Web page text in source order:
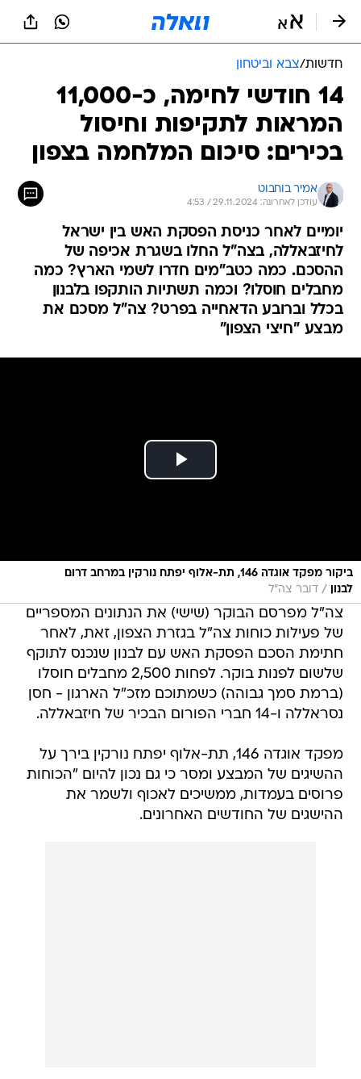
חדשות/צבא וביטחון
14 חודשי לחימה, כ-11,000
המראות לתקיפות וחיסול
בכירים: סיכום המלחמה בצפון
אמיר בוחבוט
עודכן לאחרונה: 29.11.2024 / 4:53
יומיים לאחר כניסת הפסקת האש בין ישראל
לחיזבאללה, בצה"ל החלו בשגרת אכיפה של
ההסכם. כמה כטב"מים חדרו לשמי הארץ? כמה
מחבלים חוסלו? וכמה תשתיות הותקפו בלבנון
בכלל וברובע הדאחייה בפרט? צה"ל מסכם את
מבצע "חיצי הצפון"
ביקור מפקד אוגדה 146, תת-אלוף יפתח נורקין במרחב דרום
לבנון
/ דובר צה"ל
צה"ל מפרסם הבוקר (שישי) את הנתונים המספריים
של פעילות כוחות צה"ל בגזרת הצפון, זאת, לאחר
חתימת הסכם הפסקת האש עם לבנון שנכנס לתוקף
שלשום לפנות בוקר. לפחות 2,500 מחבלים חוסלו
(ברמת סמך גבוהה) כשמתוכם מזכ"ל הארגון - חסן
נסראללה ו-14 חברי הפורום הבכיר של חיזבאללה.
מפקד אוגדה 146, תת-אלוף יפתח נורקין בירך על
ההשיגים של המבצע ומסר כי גם נכון להיום "הכוחות
פרוסים בעמדות, ממשיכים לאכוף ולשמר את
ההישגים של החודשים האחרונים.